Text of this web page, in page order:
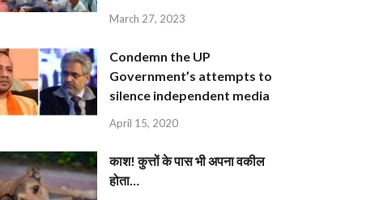
March 27, 2023
Condemn the UP
Government’s attempts to
silence independent media
April 15, 2020
काश! कुत्तों के पास भी अपना वकील
होता…